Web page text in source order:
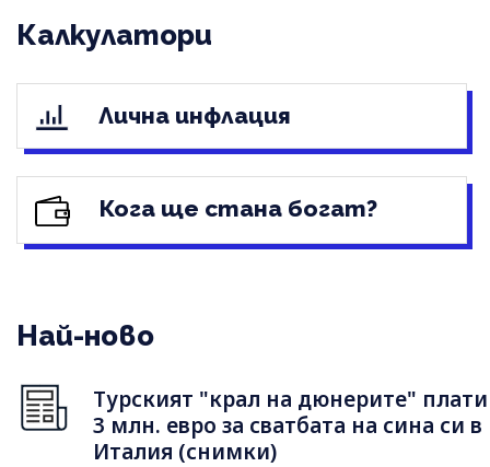
Калкулатори
Лична инфлация
Кога ще стана богат?
Най-ново
Турският "крал на дюнерите" плати
3 млн. евро за сватбата на сина си в
Италия (снимки)